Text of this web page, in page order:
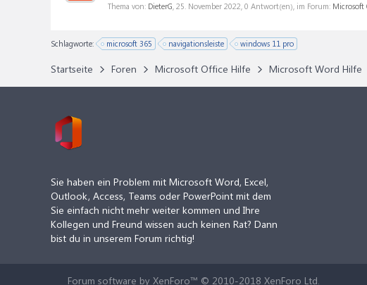
Thema von: DieterG, 25. November 2022, 0 Antwort(en), im Forum: Microsoft
Schlagworte: microsoft 365 navigationsleiste windows 11 pro
Startseite Foren Microsoft Office Hilfe Microsoft Word Hilfe
Sie haben ein Problem mit Microsoft Word, Excel,
Outlook, Access, Teams oder PowerPoint mit dem
Sie einfach nicht mehr weiter kommen und Ihre
Kollegen und Freund wissen auch keinen Rat? Dann
bist du in unserem Forum richtig!
Forum software by XenForo™ © 2010-2018 XenForo Ltd.